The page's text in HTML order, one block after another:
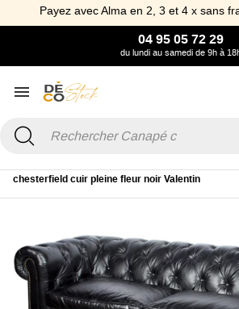
Payez avec Alma en 2, 3 et 4 x sans
04 95 05 72 29
du lundi au samedi de 9h à
chesterfield cuir pleine fleur noir Valentin